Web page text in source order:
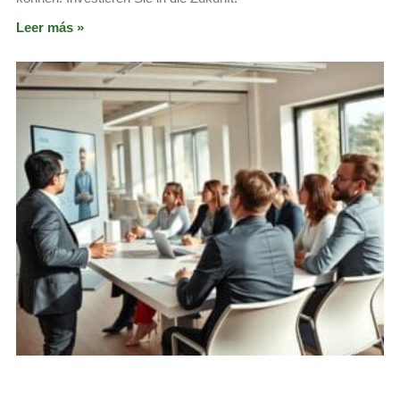
Leer más »